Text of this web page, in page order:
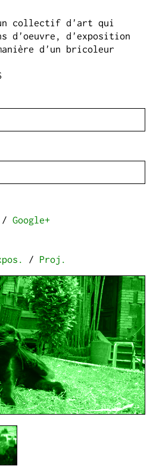
collectif d'art qui
d'oeuvre, d'exposition
d'un bricoleur
/ Google+
/ Proj.